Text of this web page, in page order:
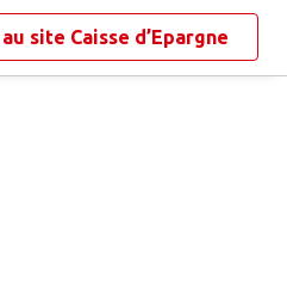
site Caisse d’Epargne